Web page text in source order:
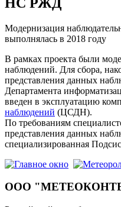
Модернизация
выполнялась в 2018 году
В рамках проекта были
наблюдений. Для сбора,
представления данных
Департамента
введен в эксплуатацию
наблюдений (ЦСДН).
По требованиям
представления данных
специализированная
ООО